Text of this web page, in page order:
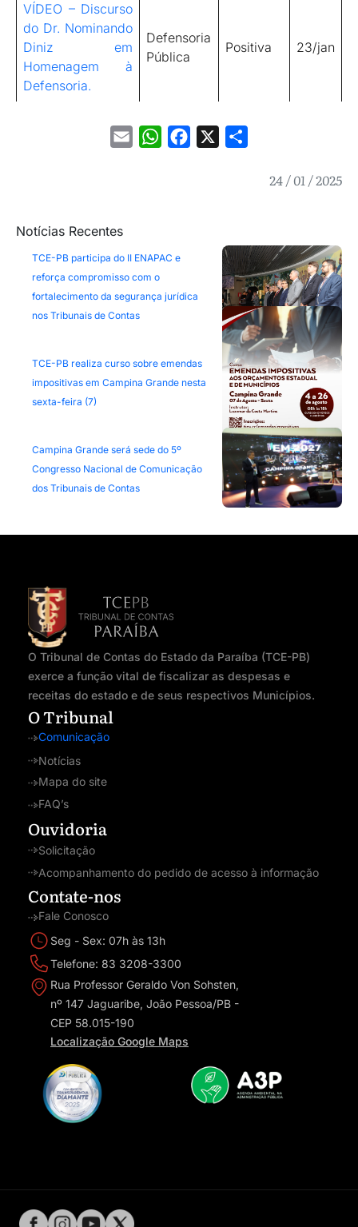
VÍDEO – Discurso
do Dr. Nominando
Diniz em
Homenagem à
Defensoria.
Defensoria
Pública
Positiva 23/jan
Email WhatsAppFacebook
24 / 01 / 2025
Notícias Recentes
TCE-PB participa do II ENAPAC e
reforça compromisso com o
fortalecimento da segurança jurídica
nos Tribunais de Contas
TCE-PB realiza curso sobre emendas
impositivas em Campina Grande nesta
sexta-feira (7)
Campina Grande será sede do 5º
Congresso Nacional de Comunicação
dos Tribunais de Contas
O Tribunal de Contas do Estado da Paraíba (TCE-PB)
exerce a função vital de fiscalizar as despesas e
receitas do estado e de seus respectivos Municípios.
O Tribunal
Comunicação
Notícias
Mapa do site
FAQ’s
Ouvidoria
Solicitação
Acompanhamento do pedido de acesso à informação
Contate-nos
Fale Conosco
Seg - Sex: 07h às 13h
Telefone: 83 3208-3300
Rua Professor Geraldo Von Sohsten,
nº 147 Jaguaribe, João Pessoa/PB -
CEP 58.015-190
Localização Google Maps